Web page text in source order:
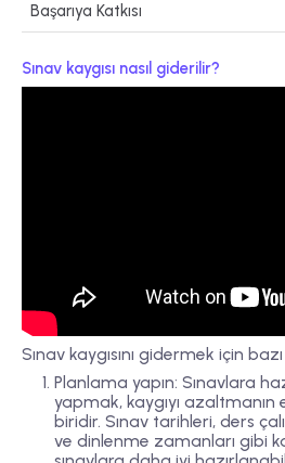
Başarıya Katkısı
Sınav kaygısı nasıl giderilir?
Sınav kaygısını gidermek için
Planlama yapın: Sınavlara
yapmak, kaygıyı azaltmanın
biridir. Sınav tarihleri, ders
ve dinlenme zamanları gibi